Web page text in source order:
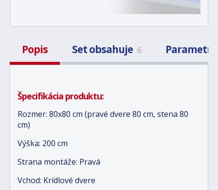
Popis Set obsahuje 6 Parametre
Špecifikácia produktu:
Rozmer: 80x80 cm (pravé dvere 80 cm, stena 80
cm)
Výška: 200 cm
Strana montáže: Pravá
Vchod: Krídlové dvere